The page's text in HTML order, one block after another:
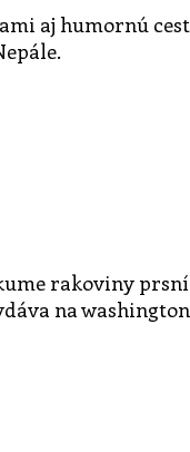
aj humornú
rakoviny
na